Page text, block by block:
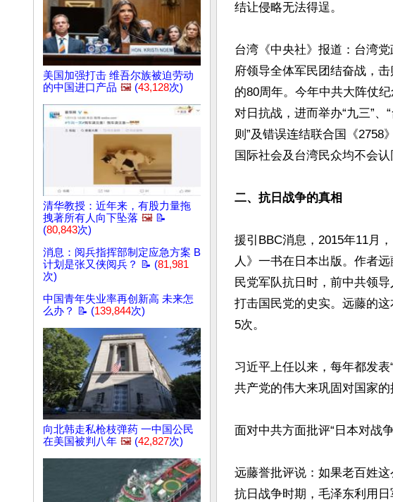
美国加强打击 维吾尔族被迫劳动
的中国进口产品 🖼️ (43,128次)
清华教授：近年来，有股力量拖
拽著所有人向下坠落 🖼️ 📝
(80,843次)
消息：阅兵指挥部制定应急方案 B
计划是张又侠阅兵？ 📝 (81,981
次)
中国青年失业率再创新高 未来怎
么办？ 📝 (139,844次)
向北韩走私枪枝弹药 一中国公民
在美国被判八年 🖼️ (42,827次)
结让侵略无法得逞。
台湾《中央社》报道：台湾
府领导全体军民团结奋战，
的80周年。今年中共大阵仗
对日抗战，进而举办“九三”
则”及错误连结联合国《2758
国际社会及台湾民众均不会认
二、抗日战争的真相
援引BBC消息，2015年11月
人》一书在日本出版。作者
民党军队抗日时，前中共领
打击国民党的史实。远藤的
5次。
习近平上任以来，每年都发
共产党的伟大来巩固对国家的
面对中共方面批评“日本对战
远藤誉批评说：如果老百姓
抗日战争时期，毛泽东利用